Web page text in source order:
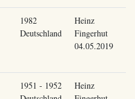
1982
Deutschland
Heinz
Fingerhut
04.05.2019
1951 - 1952
Heinz